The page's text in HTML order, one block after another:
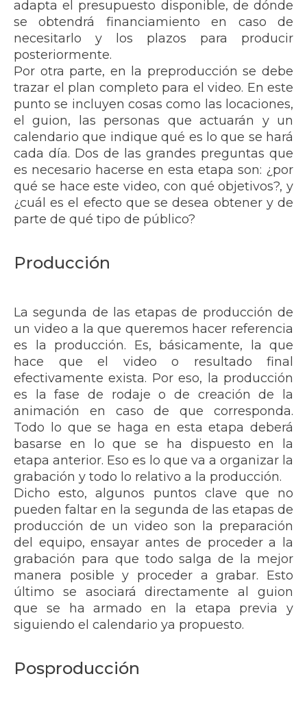
adapta el presupuesto disponible, de dónde
se obtendrá financiamiento en caso de
necesitarlo y los plazos para producir
posteriormente.
Por otra parte, en la preproducción se debe
trazar el plan completo para el video. En este
punto se incluyen cosas como las locaciones,
el guion, las personas que actuarán y un
calendario que indique qué es lo que se hará
cada día. Dos de las grandes preguntas que
es necesario hacerse en esta etapa son: ¿por
qué se hace este video, con qué objetivos?, y
¿cuál es el efecto que se desea obtener y de
parte de qué tipo de público?
Producción
La segunda de las etapas de producción de
un video a la que queremos hacer referencia
es la producción. Es, básicamente, la que
hace que el video o resultado final
efectivamente exista. Por eso, la producción
es la fase de rodaje o de creación de la
animación en caso de que corresponda.
Todo lo que se haga en esta etapa deberá
basarse en lo que se ha dispuesto en la
etapa anterior. Eso es lo que va a organizar la
grabación y todo lo relativo a la producción.
Dicho esto, algunos puntos clave que no
pueden faltar en la segunda de las etapas de
producción de un video son la preparación
del equipo, ensayar antes de proceder a la
grabación para que todo salga de la mejor
manera posible y proceder a grabar. Esto
último se asociará directamente al guion
que se ha armado en la etapa previa y
siguiendo el calendario ya propuesto.
Posproducción